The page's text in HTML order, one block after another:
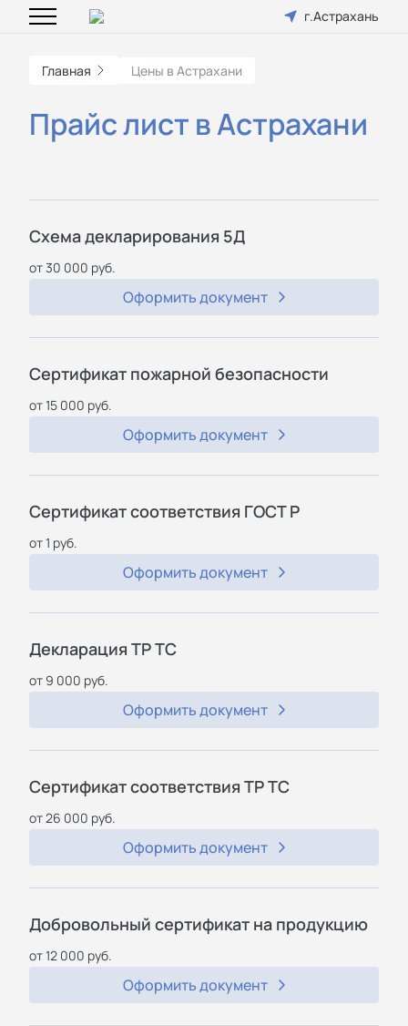
г.Астрахань
Главная Цены в Астрахани
Прайс лист в Астрахани
Схема декларирования 5Д
от 30 000 руб.
Оформить документ
Сертификат пожарной безопасности
от 15 000 руб.
Оформить документ
Сертификат соответствия ГОСТ Р
от 1 руб.
Оформить документ
Декларация ТР ТС
от 9 000 руб.
Оформить документ
Сертификат соответствия ТР ТС
от 26 000 руб.
Оформить документ
Добровольный сертификат на продукцию
от 12 000 руб.
Оформить документ